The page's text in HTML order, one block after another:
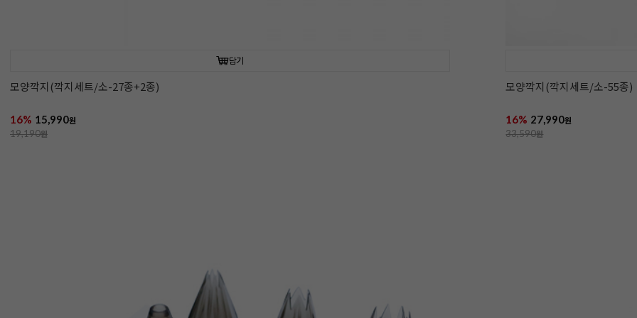
담기
모양깍지(깍지세트/소-27종+2종)
16% 15,990원
19,190원
모양깍지(깍지세트/소-55종)
16% 27,990원
33,590원